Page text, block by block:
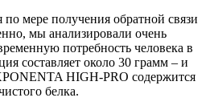
мере получения обратной связи
мы анализировали очень
потребность человека в
составляет около 30 грамм – и
HIGH-PRO содержится
белка.